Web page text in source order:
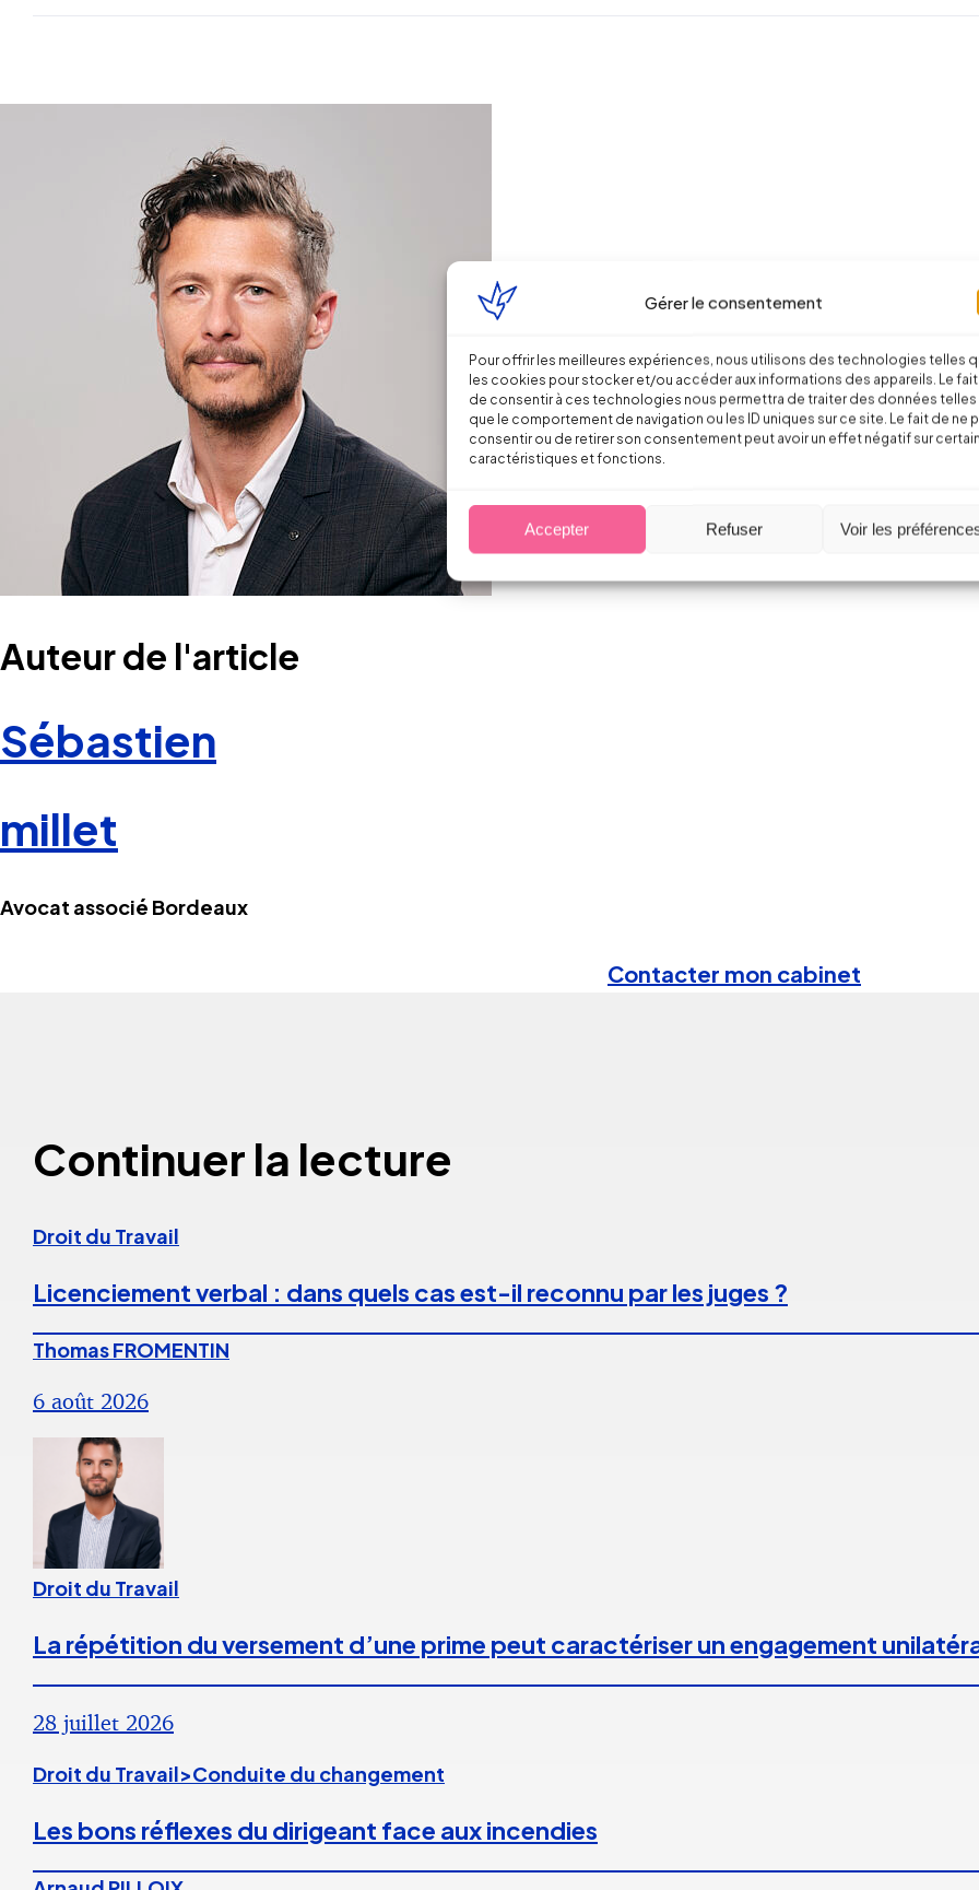
Gérer le consentement
Pour offrir les meilleures expériences, nous utilisons des technologies telles
les cookies pour stocker et/ou accéder aux informations des appareils. Le fait
de consentir à ces technologies nous permettra de traiter des données telles
que le comportement de navigation ou les ID uniques sur ce site. Le fait de ne
consentir ou de retirer son consentement peut avoir un effet négatif sur
caractéristiques et fonctions.
Accepter Refuser Voir les
Auteur de l'article
Sébastien
millet
Avocat associé Bordeaux
Contacter mon cabinet
Continuer la lecture
Droit du Travail
Licenciement verbal : dans quels cas est-il reconnu par les juges ?
Thomas FROMENTIN
6 août 2026
Droit du Travail
La répétition du versement d’une prime peut caractériser un engagement
28 juillet 2026
Droit du Travail>Conduite du changement
Les bons réflexes du dirigeant face aux incendies